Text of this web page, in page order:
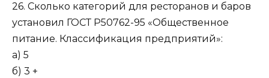
26. Сколько категорий для ресторанов и баров
установил ГОСТ Р50762-95 «Общественное
питание. Классификация предприятий»:
а) 5
б) 3 +